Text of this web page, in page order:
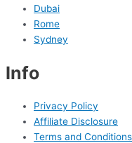
Dubai
Rome
Sydney
Info
Privacy Policy
Affiliate Disclosure
Terms and Conditions